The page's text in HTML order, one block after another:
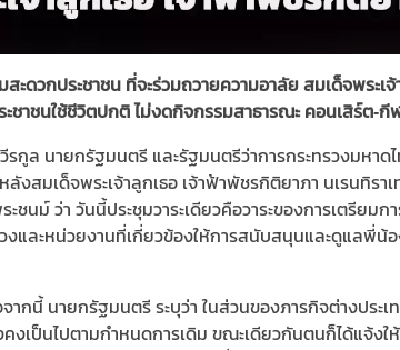
ะดวกประชาชน ที่จะร่วมถวายความอาลัย สมเด็จพระเ
ชาชนใช้ชีวิตปกติ ไม่งดกิจกรรมสาธารณะ คอนเสิร์ต-
กูล นายกรัฐมนตรี และรัฐมนตรีว่าการกระทรวงมหาด
สมเด็จพระเจ้าลูกเธอ เจ้าฟ้าพัชรกิติยาภา นเรนทิรา
นม์ ว่า วันนี้ประชุมวาระเดียวคือวาระของการเตรียมก
งและหน่วยงานที่เกี่ยวข้องให้การสนับสนุนและดูแลพี่น้อ
กนี้ นายกรัฐมนตรี ระบุว่า ในส่วนของภารกิจต่างประเ
คงเป็นไปตามกำหนดการเดิม ขณะเดียวกันตนก็ได้แจ้ง